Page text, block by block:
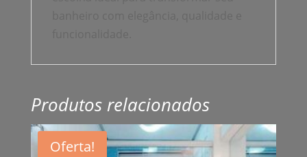
Produtos relacionados
Oferta!